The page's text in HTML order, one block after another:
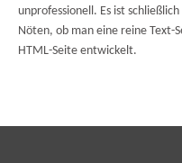
unprofessionell. Es ist
Nöten, ob man eine reine Text-
HTML-Seite entwickelt.